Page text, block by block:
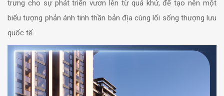
trưng cho sự phát triển vươn lên từ quá khứ, để tạo nên một
biểu tượng phản ánh tinh thần bản địa cùng lối sống thượng lưu
quốc tế.